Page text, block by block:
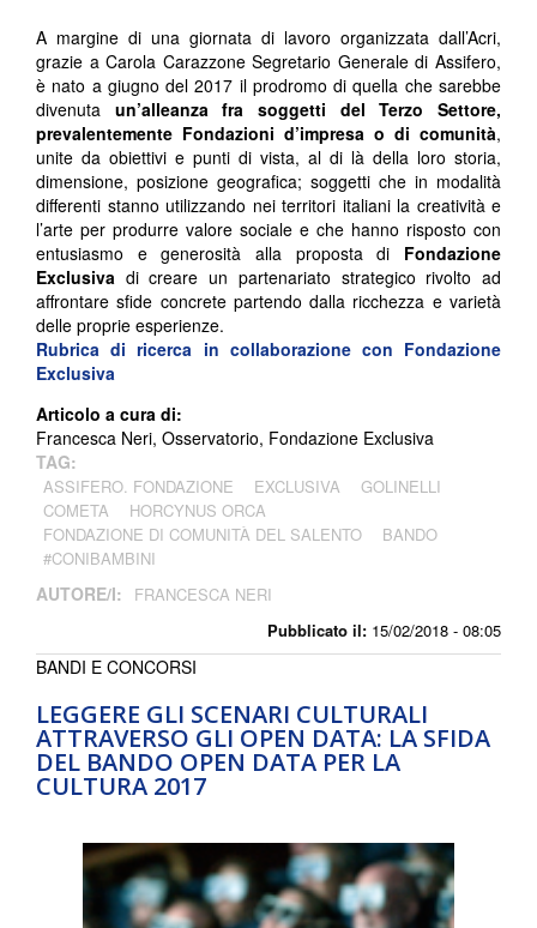
Pubblicato il: 15/02/2018 - 08:05
A margine di una giornata di lavoro organizzata dall’Acri,
grazie a Carola Carazzone Segretario Generale di Assifero,
è nato a giugno del 2017 il prodromo di quella che sarebbe
divenuta un’alleanza fra soggetti del Terzo Settore,
prevalentemente Fondazioni d’impresa o di comunità,
unite da obiettivi e punti di vista, al di là della loro storia,
dimensione, posizione geografica; soggetti che in modalità
differenti stanno utilizzando nei territori italiani la creatività e
l’arte per produrre valore sociale e che hanno risposto con
entusiasmo e generosità alla proposta di Fondazione
Exclusiva di creare un partenariato strategico rivolto ad
affrontare sfide concrete partendo dalla ricchezza e varietà
delle proprie esperienze.
Rubrica di ricerca in collaborazione con Fondazione
Exclusiva
Articolo a cura di:
Francesca Neri, Osservatorio, Fondazione Exclusiva
TAG:
ASSIFERO. FONDAZIONE EXCLUSIVA
GOLINELLI
COMETA
HORCYNUS ORCA
FONDAZIONE DI COMUNITÀ DEL SALENTO
BANDO
#CONIBAMBINI
AUTORE/I: FRANCESCA NERI
LEGGERE GLI SCENARI CULTURALI
ATTRAVERSO GLI OPEN DATA: LA SFIDA
DEL BANDO OPEN DATA PER LA
CULTURA 2017
BANDI E CONCORSI